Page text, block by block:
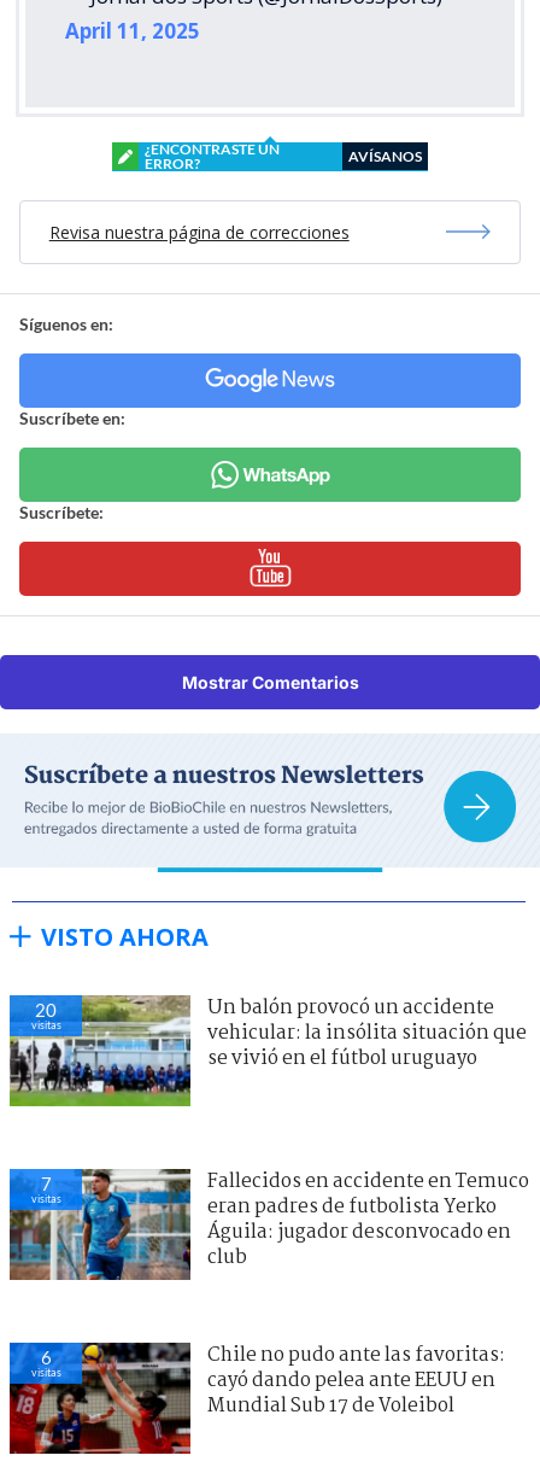
April 11, 2025
¿ENCONTRASTE UN
ERROR?
AVÍSANOS
Revisa nuestra página de correcciones
Síguenos en:
Suscríbete en:
Suscríbete:
Mostrar Comentarios
VISTO AHORA
20
visitas
Un balón provocó un accidente
vehicular: la insólita situación que
se vivió en el fútbol uruguayo
7
visitas
Fallecidos en accidente en Temuco
eran padres de futbolista Yerko
Águila: jugador desconvocado en
club
6
visitas
Chile no pudo ante las favoritas:
cayó dando pelea ante EEUU en
Mundial Sub 17 de Voleibol